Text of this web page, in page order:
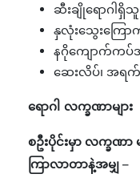
ဆီးချိုရောဂါရှိသူ
နှလုံးသွေးကြော
နဂိုကျောက်ကပ်
ဆေးလိပ်၊ အရ
ရောဂါ လက္ခဏာများ
စဦးပိုင်းမှာ လက္ခဏ
ကြာလာတာနဲ့အမျှ –